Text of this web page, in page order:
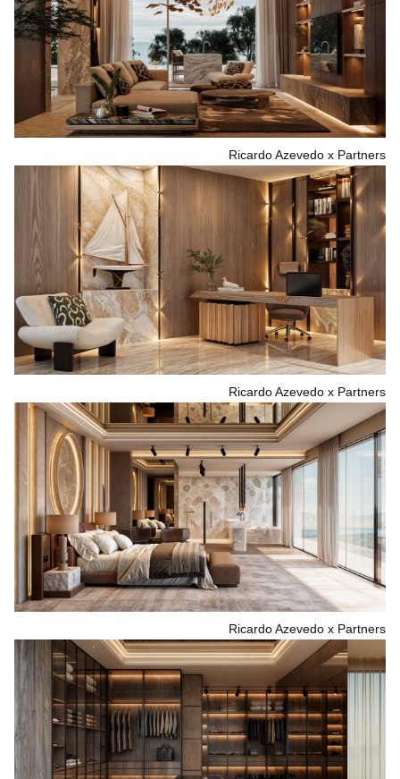
Ricardo Azevedo x Partners
Ricardo Azevedo x Partners
Ricardo Azevedo x Partners